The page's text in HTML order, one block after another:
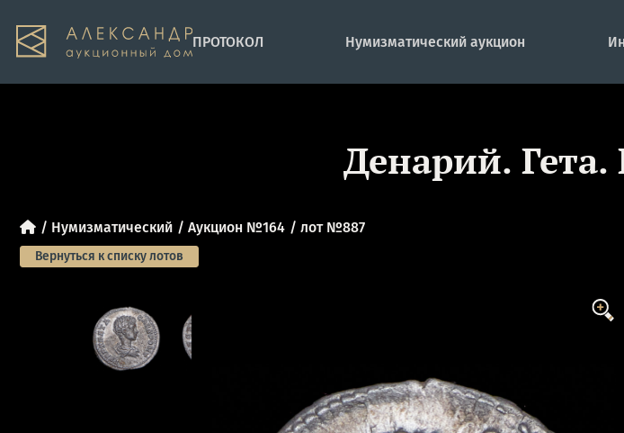
ПРОТОКОЛ Нумизматический аукцион
Денарий.
Нумизматический Аукцион №164 лот №887
Вернуться к списку лотов